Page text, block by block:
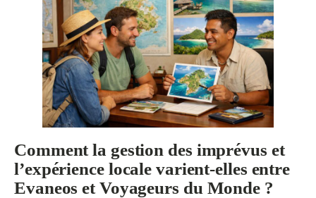
Comment la gestion des imprévus et
l’expérience locale varient-elles entre
Evaneos et Voyageurs du Monde ?